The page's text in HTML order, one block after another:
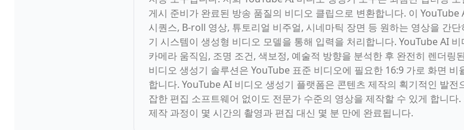
게시 준비가 완료된 방송 품질의 비디오 클립으로 변환합니다. 이
시퀀스, B-roll 영상, 튜토리얼 비주얼, 시네마틱 장면 등 원하는 영상을 간
기 시스템이 생성형 비디오 모델을 통해 입력을 처리합니다. YouTube AI
카메라 움직임, 조명 조건, 색보정, 예술적 방향을 분석한 후 완전히 렌더링
비디오 생성기 솔루션은 YouTube 표준 비디오에 필요한 16:9 가로 화면
합니다. YouTube AI 비디오 생성기 플랫폼은 콘텐츠 제작의 획기적인 발
잡한 편집 소프트웨어 없이도 전문가 수준의 영상을 제작할 수 있게 합니
제작 과정이 몇 시간의 촬영과 편집 대신 몇 분 만에 완료됩니다.